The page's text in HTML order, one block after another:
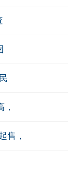
，
售，